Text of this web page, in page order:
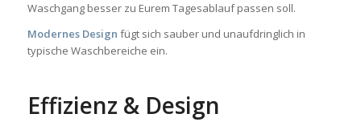
Waschgang besser zu Eurem Tagesablauf passen soll.
Modernes Design fügt sich sauber und unaufdringlich in
typische Waschbereiche ein.
Effizienz & Design